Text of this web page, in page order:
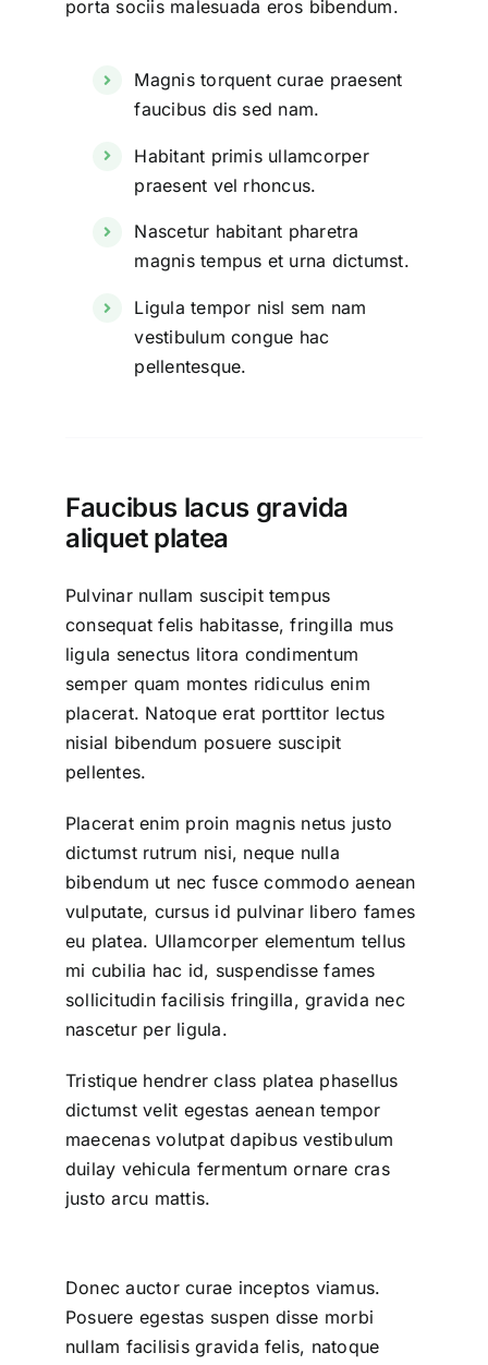
porta sociis malesuada eros bibendum.
Magnis torquent curae praesent
faucibus dis sed nam.
Habitant primis ullamcorper
praesent vel rhoncus.
Nascetur habitant pharetra
magnis tempus et urna dictumst.
Ligula tempor nisl sem nam
vestibulum congue hac
pellentesque.
Faucibus lacus gravida
aliquet platea
Pulvinar nullam suscipit tempus
consequat felis habitasse, fringilla mus
ligula senectus litora condimentum
semper quam montes ridiculus enim
placerat. Natoque erat porttitor lectus
nisial bibendum posuere suscipit
pellentes.
Placerat enim proin magnis netus justo
dictumst rutrum nisi, neque nulla
bibendum ut nec fusce commodo aenean
vulputate, cursus id pulvinar libero fames
eu platea. Ullamcorper elementum tellus
mi cubilia hac id, suspendisse fames
sollicitudin facilisis fringilla, gravida nec
nascetur per ligula.
Tristique hendrer class platea phasellus
dictumst velit egestas aenean tempor
maecenas volutpat dapibus vestibulum
duilay vehicula fermentum ornare cras
justo arcu mattis.
Donec auctor curae inceptos viamus.
Posuere egestas suspen disse morbi
nullam facilisis gravida felis, natoque